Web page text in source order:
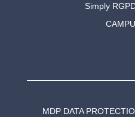
Simply
MDP DATA